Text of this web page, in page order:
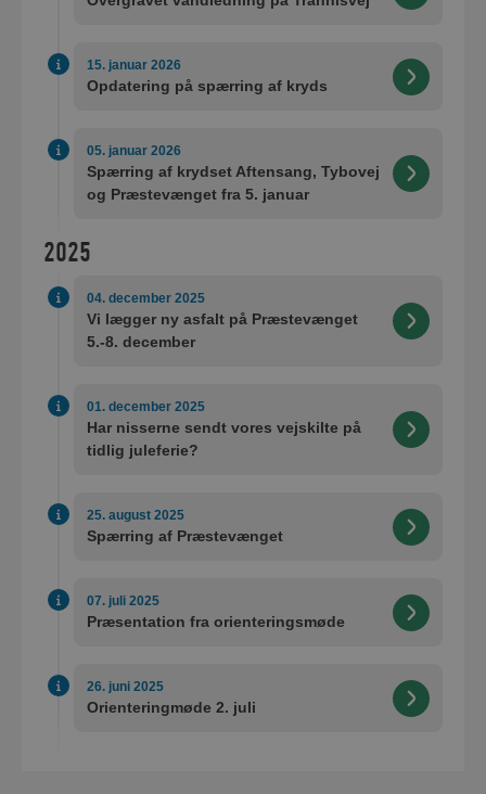
15. januar 2026
Opdatering på spærring af kryds
05. januar 2026
Spærring af krydset Aftensang, Tybovej
og Præstevænget fra 5. januar
2025
04. december 2025
Vi lægger ny asfalt på Præstevænget
5.-8. december
01. december 2025
Har nisserne sendt vores vejskilte på
tidlig juleferie?
25. august 2025
Spærring af Præstevænget
07. juli 2025
Præsentation fra orienteringsmøde
26. juni 2025
Orienteringmøde 2. juli